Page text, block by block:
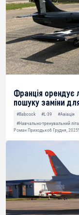
Франція орендує
пошуку заміни
#Babcock #L-39 #Авіація
#Навчально-тренувальний
Роман Приходько6 Грудня, 2025